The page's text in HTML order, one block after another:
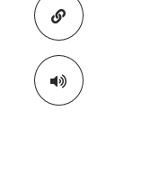
Copiar para